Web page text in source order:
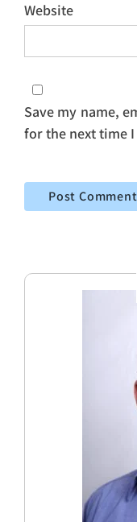
Website
Save my name,
for the next time